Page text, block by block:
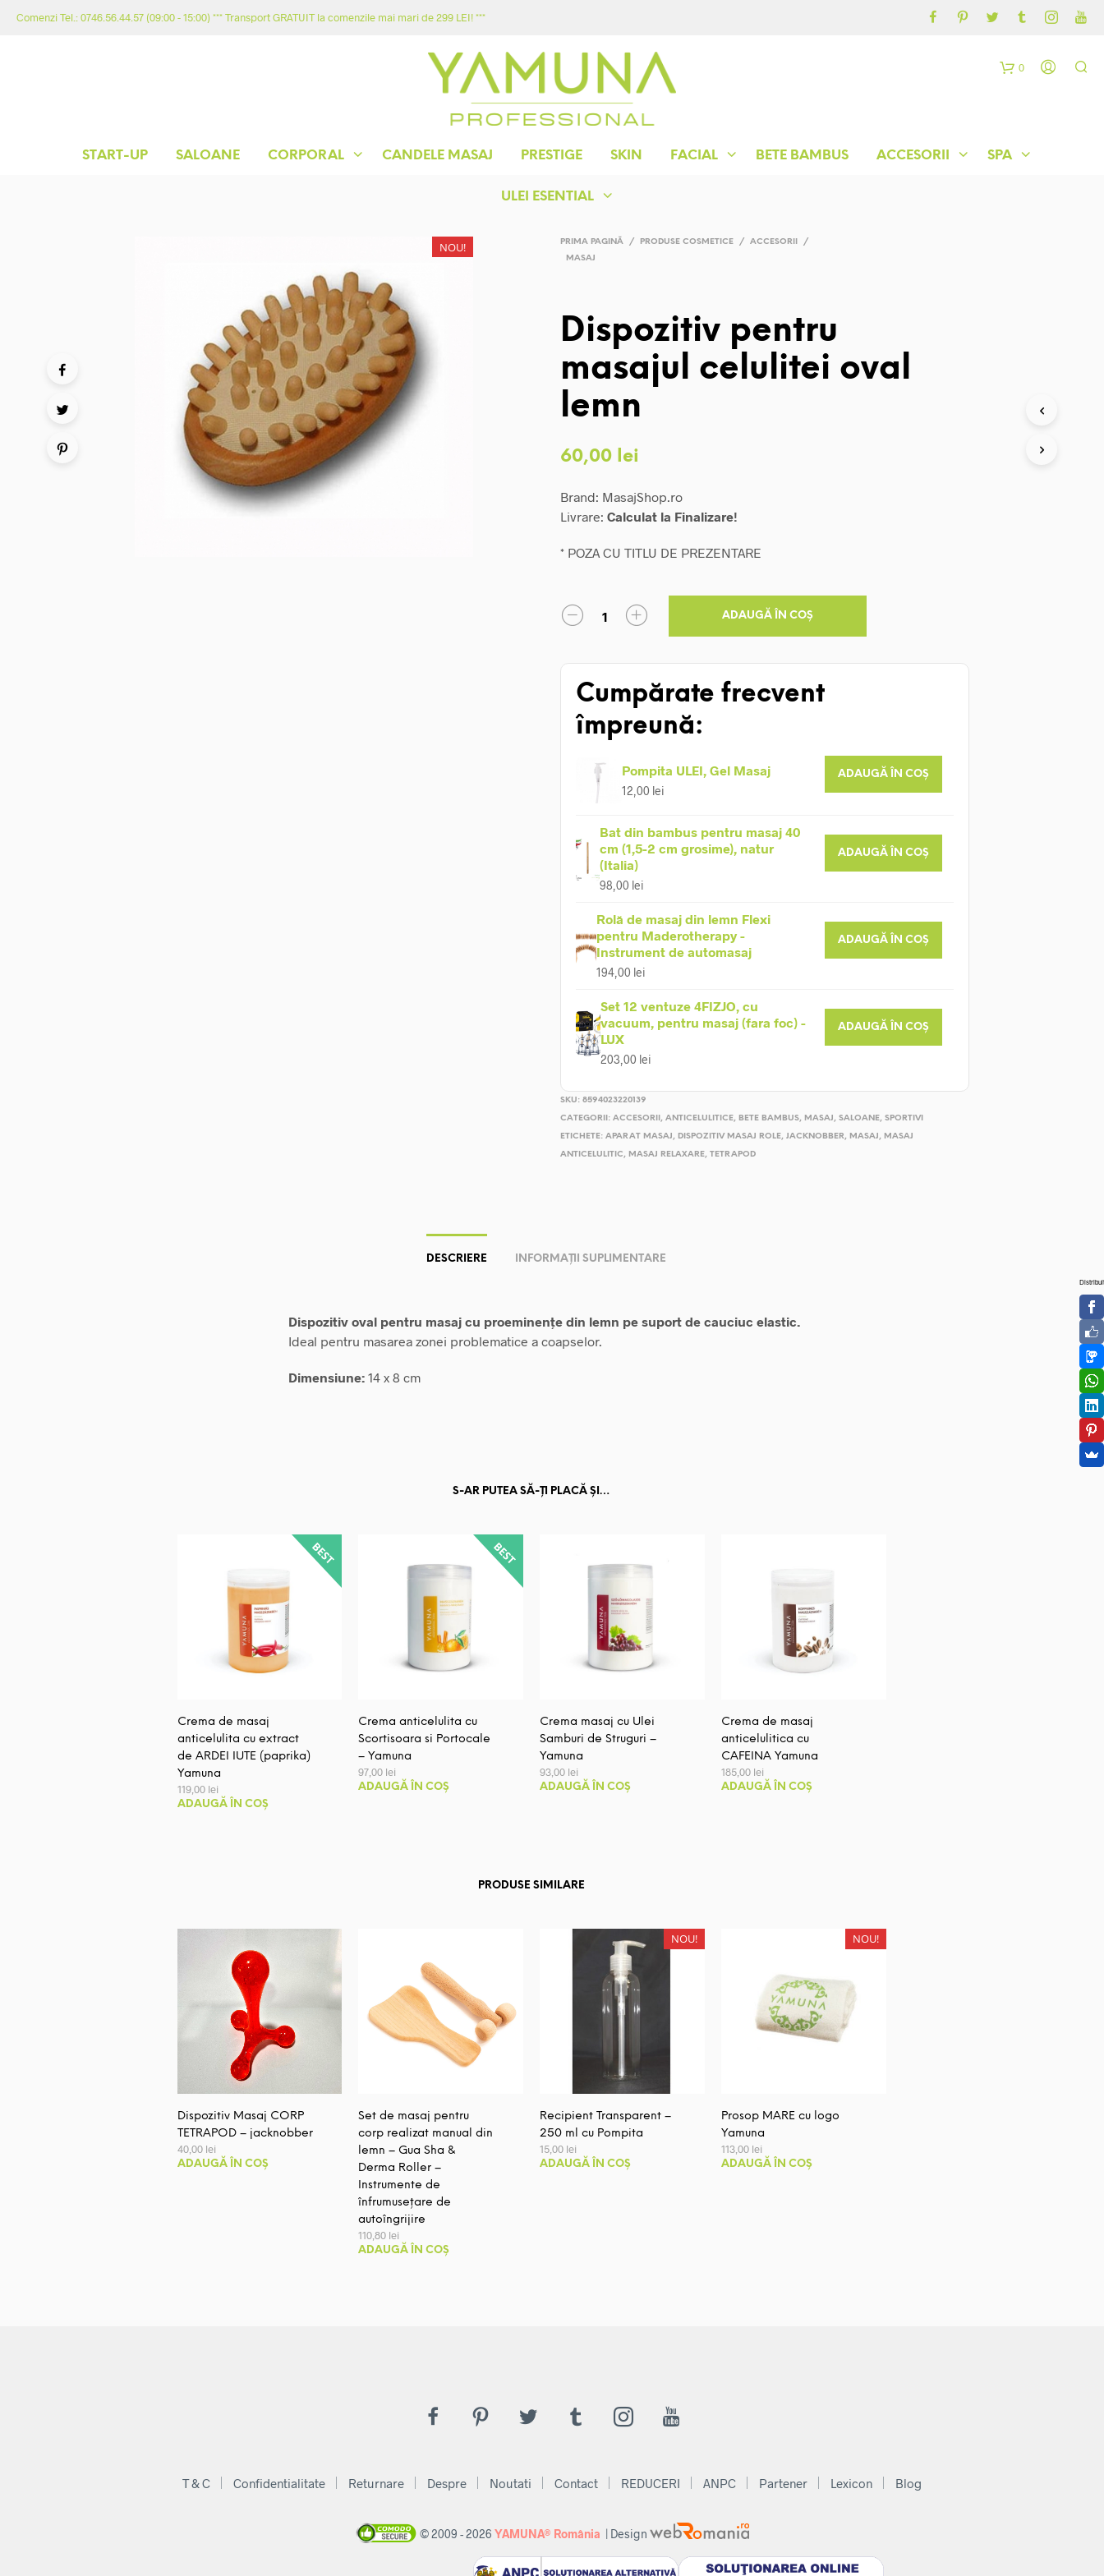
Comenzi Tel.: 0746.56.44.57 (09:00 - 15:00) *** Transport GRATUIT la comenzile mai mari de 299 LEI! ***
ACASA MAGAZIN YAMUNA
START-UP SALOANE CORPORAL CANDELE MASAJ PRESTIGE SKIN FACIAL BETE BAMBUS ACCESORII SPA
ULEI ESENTIAL
0
NOU! PRIMA PAGINĂ / PRODUSE COSMETICE / ACCESORII
/
MASAJ
Dispozitiv pentru
masajul celulitei oval
lemn
60,00 lei
Brand: MasajShop.ro
Livrare: Calculat la Finalizare!
* POZA CU TITLU DE PREZENTARE
ADAUGĂ ÎN COȘ
Cumpărate frecvent
împreună:
Pompita ULEI, Gel Masaj
12,00 lei
ADAUGĂ ÎN COȘ
Bat din bambus pentru masaj 40
cm (1,5-2 cm grosime), natur
(Italia)
98,00 lei
ADAUGĂ ÎN COȘ
Rolă de masaj din lemn Flexi
pentru Maderotherapy -
Instrument de automasaj
194,00 lei
ADAUGĂ ÎN COȘ
Set 12 ventuze 4FIZJO, cu
vacuum, pentru masaj (fara foc) -
LUX
203,00 lei
ADAUGĂ ÎN COȘ
SKU: 8594023220139
CATEGORII: ACCESORII , ANTICELULITICE, BETE BAMBUS, MASAJ, SALOANE, SPORTIVI
ETICHETE: APARAT MASAJ, DISPOZITIV MASAJ ROLE, JACKNOBBER, MASAJ, MASAJ
ANTICELULITIC, MASAJ RELAXARE, TETRAPOD
DESCRIERE INFORMAȚII SUPLIMENTARE
Dispozitiv oval pentru masaj cu proeminențe din lemn pe suport de cauciuc elastic.
Ideal pentru masarea zonei problematice a coapselor.
Dimensiune: 14 x 8 cm
S-AR PUTEA SĂ-ȚI PLACĂ ȘI…
Crema de masaj
anticelulita cu extract
de ARDEI IUTE (paprika)
Yamuna
119,00 lei
ADAUGĂ ÎN COȘ
Crema anticelulita cu
Scortisoara si Portocale
– Yamuna
97,00 lei
ADAUGĂ ÎN COȘ
Crema masaj cu Ulei
Samburi de Struguri –
Yamuna
93,00 lei
ADAUGĂ ÎN COȘ
Crema de masaj
anticelulitica cu
CAFEINA Yamuna
185,00 lei
ADAUGĂ ÎN COȘ
PRODUSE SIMILARE
Dispozitiv Masaj CORP
TETRAPOD – jacknobber
40,00 lei
ADAUGĂ ÎN COȘ
Set de masaj pentru
corp realizat manual din
lemn – Gua Sha &
Derma Roller –
Instrumente de
înfrumusețare de
autoîngrijire
110,80 lei
ADAUGĂ ÎN COȘ
NOU!
Recipient Transparent –
250 ml cu Pompita
15,00 lei
ADAUGĂ ÎN COȘ
NOU!
Prosop MARE cu logo
Yamuna
113,00 lei
ADAUGĂ ÎN COȘ
T & C Confidentialitate Returnare Despre Noutati Contact REDUCERI ANPC Partener Lexicon Blog
© 2009 - 2026 YAMUNA® România | Design
Distribuit